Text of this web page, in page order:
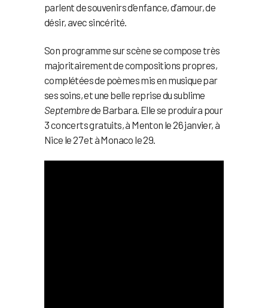
parlent de souvenirs d’enfance, d’amour, de
désir, avec sincérité.
Son programme sur scène se compose très
majoritairement de compositions propres,
complétées de poèmes mis en musique par
ses soins, et une belle reprise du sublime
Septembrede Barbara. Elle se produira pour
3 concerts gratuits, à Menton le 26 janvier, à
Nice le 27 et à Monaco le 29.